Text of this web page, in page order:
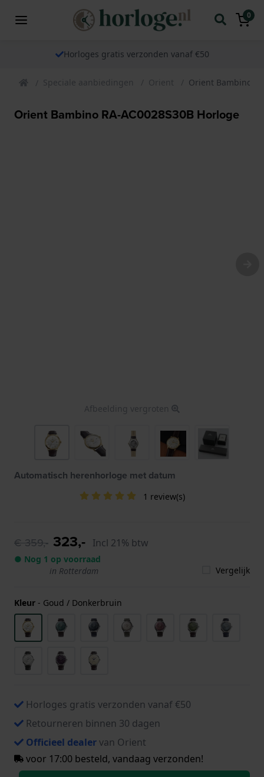
0
Horloges gratis verzonden vanaf €50
Speciale aanbiedingen Orient Orient Bambino
Orient Bambino RA-AC0028S30B Horloge
Afbeelding vergroten
Automatisch herenhorloge met datum
1 review(s)
€ 359,- 323,- Incl 21% btw
● Nog 1 op voorraad
in Rotterdam
Vergelijk
Kleur - Goud / Donkerbruin
Horloges gratis verzonden vanaf €50
Retourneren binnen 30 dagen
Officieel dealervan Orient
voor 17:00 besteld, vandaag verzonden!